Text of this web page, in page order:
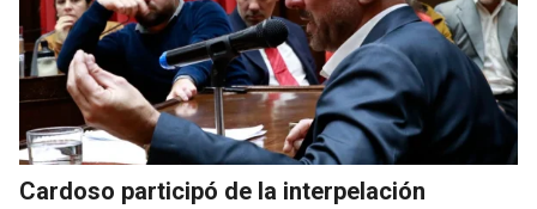
Cardoso participó de la interpelación